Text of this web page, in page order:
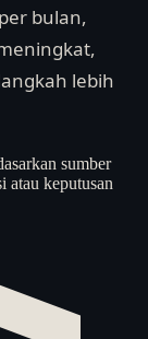
bulan,
lebih
sumber
atau keputusan